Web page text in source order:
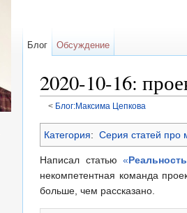
2020-10-16:
< Блог:Максима Цепкова
Категория: Серия статей про
Написал статью«
некомпетентная команда
больше, чем рассказано.
Блог Обсуждение